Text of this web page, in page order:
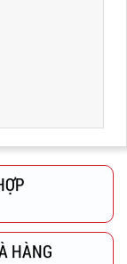
HÀNG